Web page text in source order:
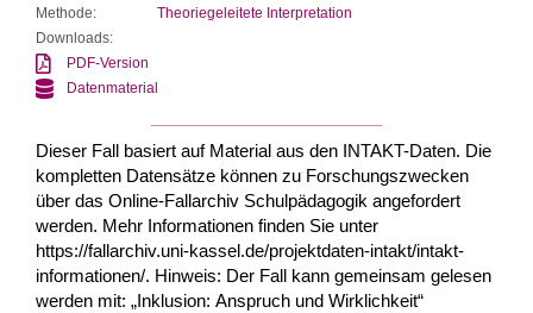
Methode:
Theoriegeleitete Interpretation
Downloads:
PDF-Version
Datenmaterial
Dieser Fall basiert auf Material aus den INTAKT-Daten. Die
kompletten Datensätze können zu Forschungszwecken
über das Online-Fallarchiv Schulpädagogik angefordert
werden. Mehr Informationen finden Sie unter
https://fallarchiv.uni-kassel.de/projektdaten-intakt/intakt-
informationen/. Hinweis: Der Fall kann gemeinsam gelesen
werden mit: „Inklusion: Anspruch und Wirklichkeit“